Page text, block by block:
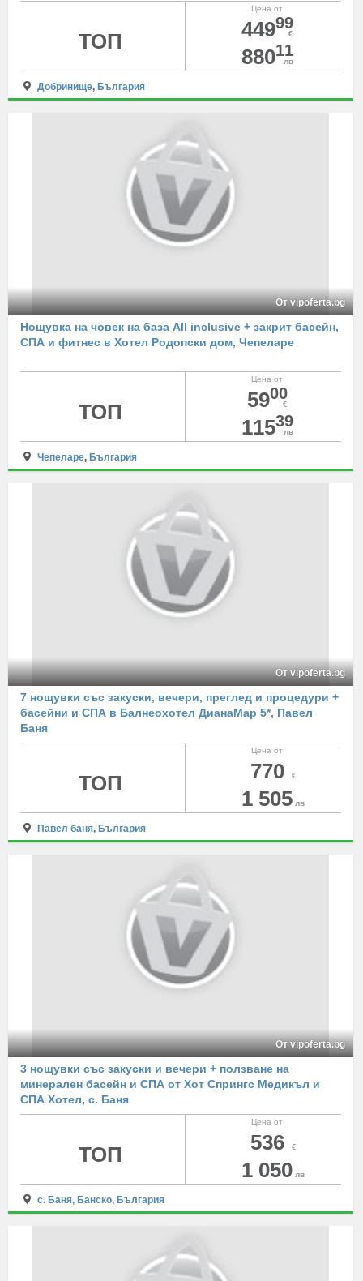
Цена от
44999
€
88011
лв
ТОП
Добринище, България
От vipoferta.bg
Нощувка на човек на база All inclusive + закрит басейн,
СПА и фитнес в Хотел Родопски дом, Чепеларе
Цена от
5900
€
11539
лв
ТОП
Чепеларе, България
От vipoferta.bg
7 нощувки със закуски, вечери, преглед и процедури +
басейни и СПА в Балнеохотел ДианаМар 5*, Павел
Баня
Цена от
770 €
1 505 лв
ТОП
Павел баня, България
От vipoferta.bg
3 нощувки със закуски и вечери + ползване на
минерален басейн и СПА от Хот Спрингс Медикъл и
СПА Хотел, с. Баня
Цена от
536 €
1 050 лв
ТОП
с. Баня, Банско, България